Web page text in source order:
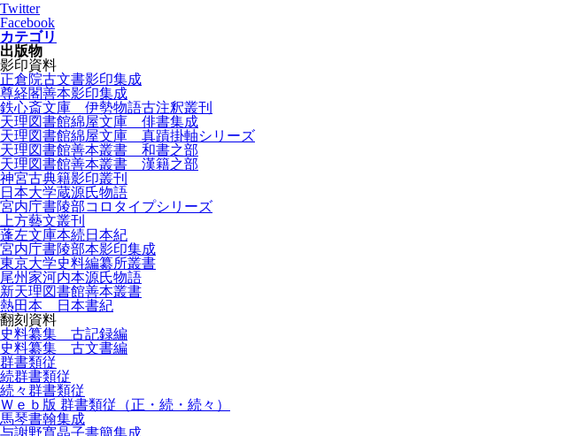
Twitter
Facebook
カテゴリ
出版物
影印資料
正倉院古文書影印集成
尊経閣善本影印集成
鉄心斎文庫 伊勢物語古注釈叢刊
天理図書館綿屋文庫 俳書集成
天理図書館綿屋文庫 真蹟掛軸シリーズ
天理図書館善本叢書 和書之部
天理図書館善本叢書 漢籍之部
神宮古典籍影印叢刊
日本大学蔵源氏物語
宮内庁書陵部コロタイプシリーズ
上方藝文叢刊
蓬左文庫本続日本紀
宮内庁書陵部本影印集成
東京大学史料編纂所叢書
尾州家河内本源氏物語
新天理図書館善本叢書
熱田本 日本書紀
翻刻資料
史料纂集 古記録編
史料纂集 古文書編
群書類従
続群書類従
続々群書類従
Ｗｅｂ版 群書類従（正・続・続々）
馬琴書翰集成
与謝野寛晶子書簡集成